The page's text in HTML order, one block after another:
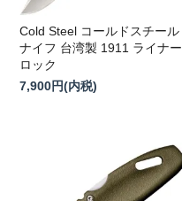
Cold Steel コールドスチール
ナイフ 台湾製 1911 ライナー
ロック
7,900円(内税)